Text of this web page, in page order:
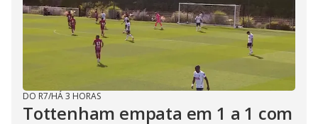
DO R7/HÁ 3 HORAS
Tottenham empata em 1 a 1 com